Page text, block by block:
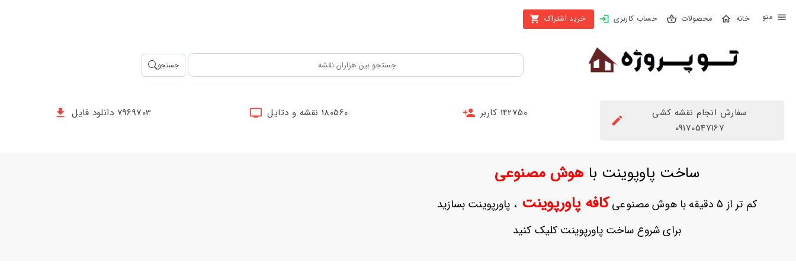
محصولات حساب کاربری خرید اشتراک
بستن
محصولات
جستجو
سفارش انجام نقشه کشی
09170547167
142750 کاربر 180560 نقشه و دتایل 7969703 دانلود فایل
ساخت پاوپوینت باهوش مصنوعی
کم تر از 5 دقیقه با هوش مصنوعی کافه پاورپوینت، پاورپوینت بسازید
برای شروع ساخت پاورپوینت کلیک کنید